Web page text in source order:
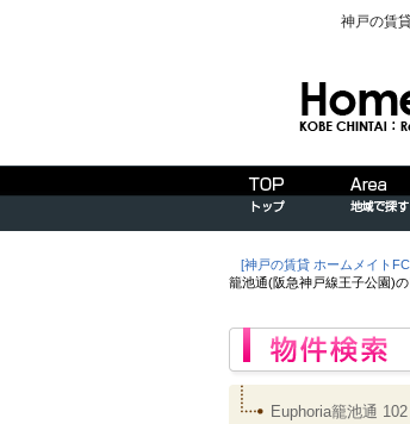
神戸の賃
[神戸の賃貸 ホームメイト
籠池通(阪急神戸線王子公園)
Euphoria籠池通